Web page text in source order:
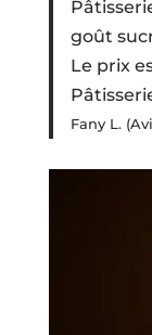
goût
Le prix
Fany L.